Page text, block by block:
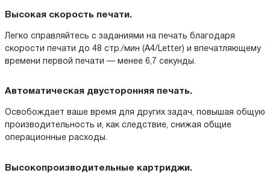
Высокая скорость печати.
Легко справляйтесь с заданиями на печать благодаря
скорости печати до 48 стр./мин (A4/Letter) и впечатляющему
времени первой печати — менее 6,7 секунды.
Автоматическая двусторонняя печать.
Освобождает ваше время для других задач, повышая общую
производительность и, как следствие, снижая общие
операционные расходы.
Высокопроизводительные картриджи.